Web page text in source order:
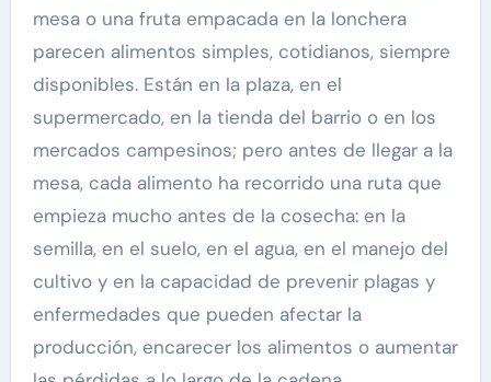
mesa o una fruta empacada en la lonchera
parecen alimentos simples, cotidianos, siempre
disponibles. Están en la plaza, en el
supermercado, en la tienda del barrio o en los
mercados campesinos; pero antes de llegar a la
mesa, cada alimento ha recorrido una ruta que
empieza mucho antes de la cosecha: en la
semilla, en el suelo, en el agua, en el manejo del
cultivo y en la capacidad de prevenir plagas y
enfermedades que pueden afectar la
producción, encarecer los alimentos o aumentar